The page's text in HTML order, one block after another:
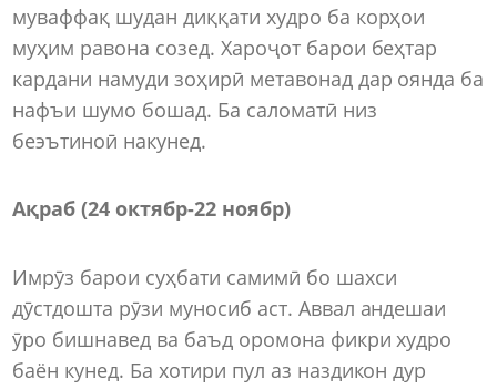
муваффақ шудан диққати худро ба корҳои
муҳим равона созед. Хароҷот барои беҳтар
кардани намуди зоҳирӣ метавонад дар оянда ба
нафъи шумо бошад. Ба саломатӣ низ
беэътиноӣ накунед.
Ақраб (24 октябр-22 ноябр)
Имрӯз барои суҳбати самимӣ бо шахси
дӯстдошта рӯзи муносиб аст. Аввал андешаи
ӯро бишнавед ва баъд оромона фикри худро
баён кунед. Ба хотири пул аз наздикон дур